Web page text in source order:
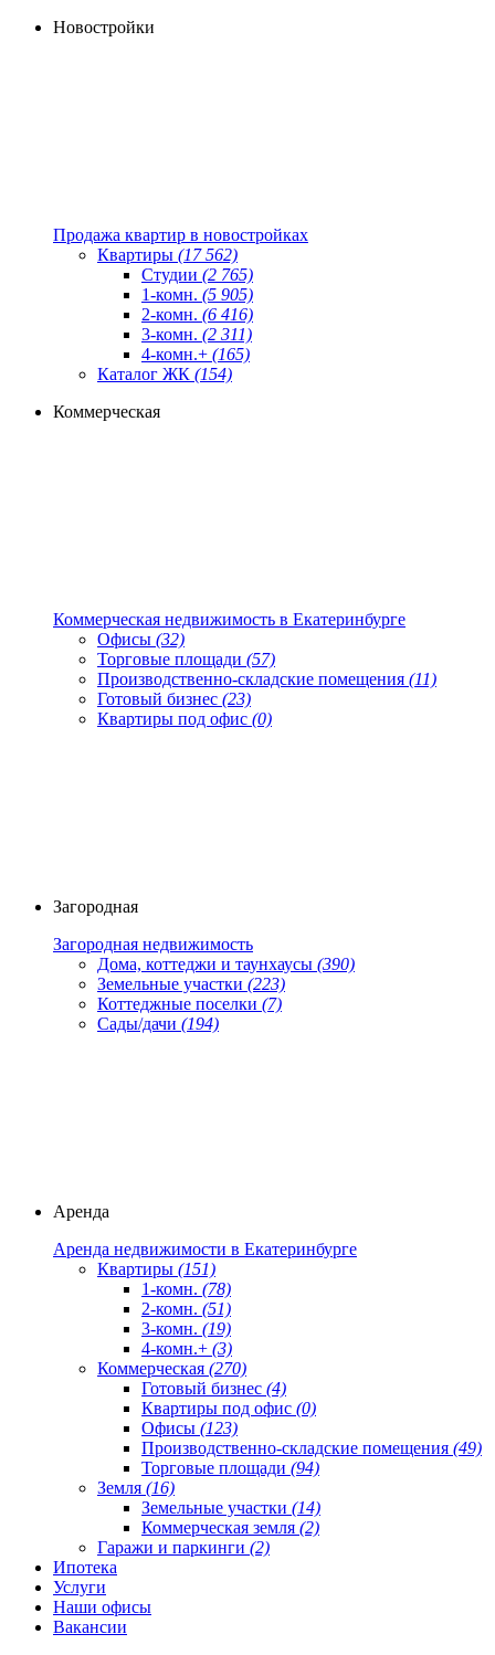
Новостройки
Продажа квартир в новостройках
Квартиры (17 562)
Студии (2 765)
1-комн. (5 905)
2-комн. (6 416)
3-комн. (2 311)
4-комн.+ (165)
Каталог ЖК (154)
Коммерческая
Коммерческая недвижимость в Екатеринбурге
Офисы (32)
Торговые площади (57)
Производственно-складские помещения (11)
Готовый бизнес (23)
Квартиры под офис (0)
Загородная
Загородная недвижимость
Дома, коттеджи и таунхаусы (390)
Земельные участки (223)
Коттеджные поселки (7)
Сады/дачи (194)
Аренда
Аренда недвижимости в Екатеринбурге
Квартиры (151)
1-комн. (78)
2-комн. (51)
3-комн. (19)
4-комн.+ (3)
Коммерческая (270)
Готовый бизнес (4)
Квартиры под офис (0)
Офисы (123)
Производственно-складские помещения (49)
Торговые площади (94)
Земля (16)
Земельные участки (14)
Коммерческая земля (2)
Гаражи и паркинги (2)
Ипотека
Услуги
Наши офисы
Вакансии